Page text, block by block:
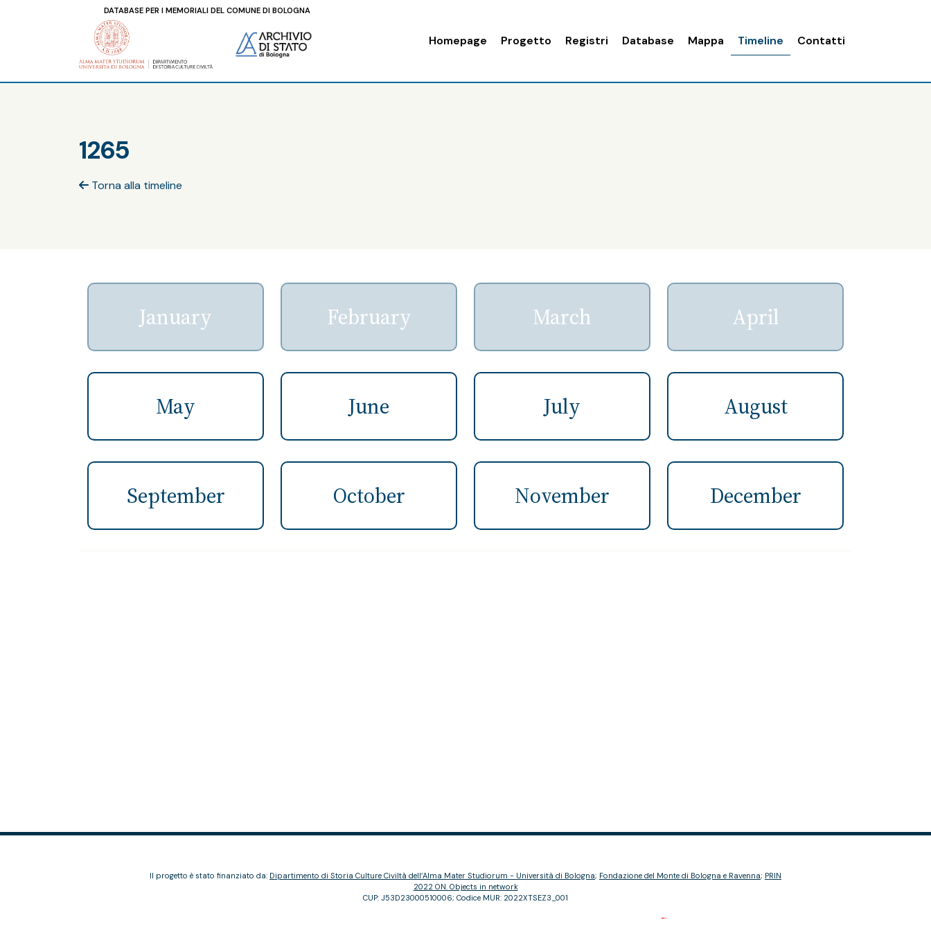
DATABASE PER I MEMORIALI DEL COMUNE DI BOLOGNA
Homepage Progetto Registri Database Mappa Timeline Contatti
1265
Torna alla timeline
January February March April
May June July August
September October November December
Il progetto è stato finanziato da: Dipartimento di Storia Culture Civiltà dell’Alma Mater Studiorum - Università di Bologna; Fondazione del Monte di Bologna e Ravenna; PRIN
2022 ON. Objects in network
CUP: J53D23000510006; Codice MUR: 2022XTSEZ3_001